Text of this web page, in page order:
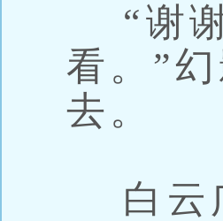
“谢谢
看。”
去。
白云